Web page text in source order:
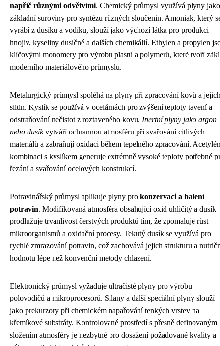
napříč různými odvětvími. Chemický průmysl využívá plyny jako
základní suroviny pro syntézu různých sloučenin. Amoniak, který
vyrábí z dusíku a vodíku, slouží jako výchozí látka pro produkci
hnojiv, kyseliny dusičné a dalších chemikálií. Ethylen a propylen
klíčovými monomery pro výrobu plastů a polymerů, které tvoří
moderního materiálového průmyslu.
Metalurgický průmysl spoléhá na plyny při zpracování kovů a jejich
slitin. Kyslík se používá v ocelárnách pro zvýšení teploty tavení a
odstraňování nečistot z roztaveného kovu. Inertní plyny jako argon
nebo dusíkvytváří ochrannou atmosféru při svařování citlivých
materiálů a zabraňují oxidaci během tepelného zpracování.
kombinaci s kyslíkem generuje extrémně vysoké teploty potřebné
řezání a svařování ocelových konstrukcí.
Potravinářský průmysl aplikuje plyny pro konzervaci a balení
potravin. Modifikovaná atmosféra obsahující oxid uhličitý a dusík
prodlužuje trvanlivost čerstvých produktů tím, že zpomaluje růst
mikroorganismů a oxidační procesy. Tekutý dusík se využívá pro
rychlé zmrazování potravin, což zachovává jejich strukturu a
hodnotu lépe než konvenční metody chlazení.
Elektronický průmysl vyžaduje ultračisté plyny pro výrobu
polovodičů a mikroprocesorů. Silany a další speciální plyny slouží
jako prekurzory při chemickém napařování tenkých vrstev na
křemíkové substráty. Kontrolované prostředí s přesně definovaným
složením atmosféry je nezbytné pro dosažení požadované kvality a